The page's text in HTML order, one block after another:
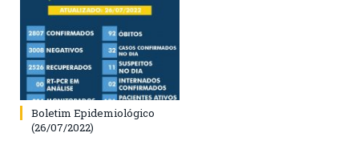
Boletim Epidemiológico
(26/07/2022)